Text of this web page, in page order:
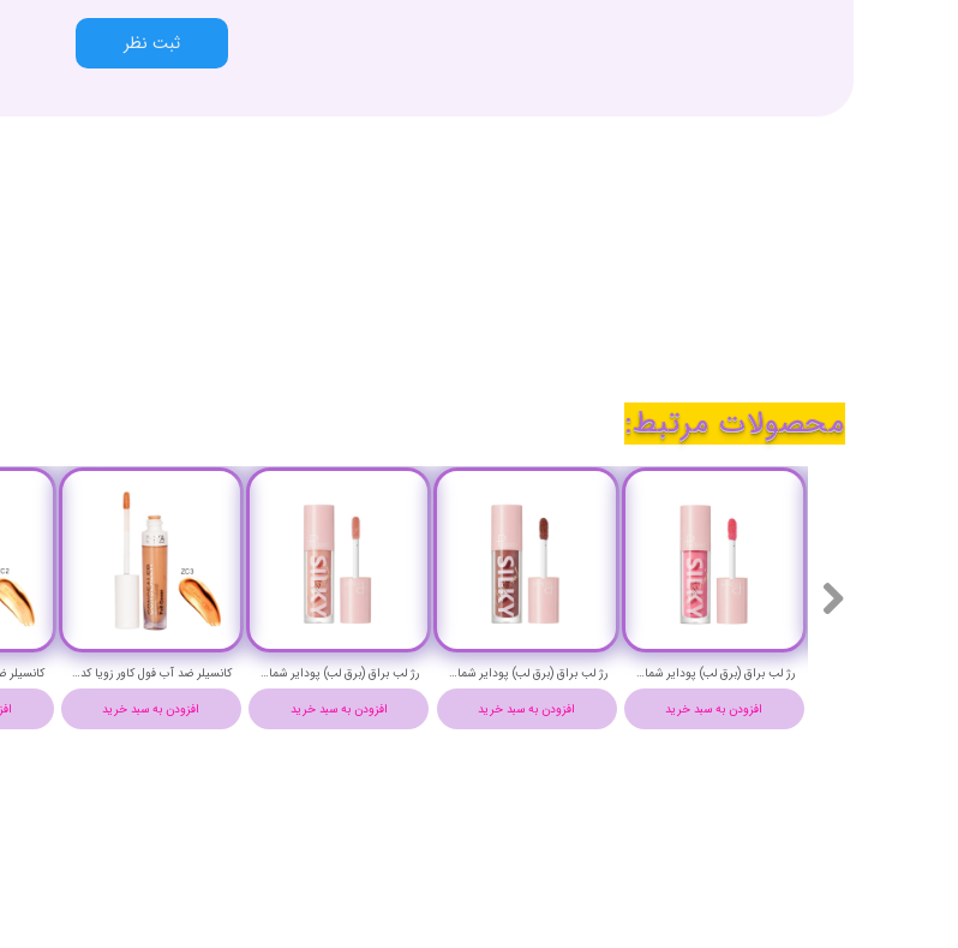
ثبت نظر
رژ لب براق (برق لب) پودایر شماره 4 - Pudaier silky lip gloss 4
افزودن به سبد خرید
رژ لب براق (برق لب) پودایر شماره 6 - Pudaier silky lip gloss 6
افزودن به سبد خرید
رژ لب براق (برق لب) پودایر شماره 15 - Pudaier silky lip gloss 15
افزودن به سبد خرید
ژل لیفت ابرو 24 ساعته لیلی -LILI BROW FIX GEL
افزودن به سبد خرید
محصولات مرتبط: